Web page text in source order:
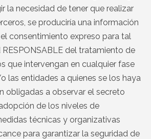
la necesidad de tener que realizar
se produciría una información
consentimiento expreso para tal
del tratamiento de
que intervengan en cualquier fase
las entidades a quienes se los haya
obligadas a observar el secreto
de los niveles de
técnicas y organizativas
para garantizar la seguridad de